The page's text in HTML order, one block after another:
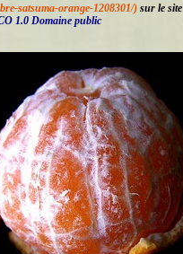
satsuma-orange-1208301/)sur le site
1.0 Domaine public